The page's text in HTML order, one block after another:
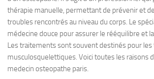
thérapie manuelle, permettant de prévenir et
troubles rencontrés au niveau du corps. Le
médecine douce pour assurer le rééquilibre et
Les traitements sont souvent destinés pour
musculosquelettiques. Voici toutes les raisons
medecin osteopathe paris.